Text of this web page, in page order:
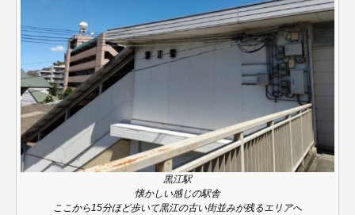
1975年のケルン・コンサート 1学期 1年生
2024年度 2025年 2026
2026年 2026年度 2学期
3年生 4年生 6年生 6月号 77
BAD GENIUS
黒江駅
懐かしい感じの駅舎
ここから15分ほど歩いて黒江の古い街並みが残るエリアへ